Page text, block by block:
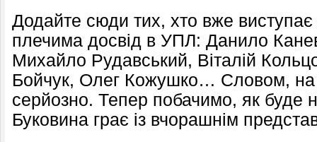
Додайте сюди тих, хто вже виступає
плечима досвід в УПЛ: Данило
Михайло Рудавський, Віталій
Бойчук, Олег Кожушко… Словом, на
серйозно. Тепер побачимо, як буде
Буковина грає із вчорашнім